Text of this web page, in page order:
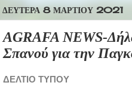
ΔΕΥΤΈΡΑ 8 ΜΑΡΤΊΟΥ 2021
AGRAFA NEWS-
Σπανού για την
ΔΕΛΤΙΟ ΤΥΠΟΥ